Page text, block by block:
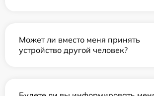
Может ли вместо меня принять
устройство другой человек?